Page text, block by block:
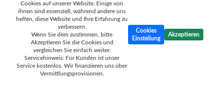
Informationen/Medien
Ingenieurwesen
IT/Software/Web 2.0
Kleidung/Lifestyle
Kommunikation/Computer
Kultur/Kunst
Marketing/Werbung
Cookies auf unserer Website. Einige von
ihnen sind essenziell, während andere uns
helfen, diese Website und Ihre Erfahrung zu
verbessern.
Wenn Sie dem zustimmen, bitte
Akzeptieren Sie die Cookies und
vergleichen Sie einfach weiter.
Servicehinweis: Für Kunden ist unser
Service kostenlos. Wir finanzieren uns über
Vermittlungsprovisionen.
Cookies
Einstellung
Akzeptieren